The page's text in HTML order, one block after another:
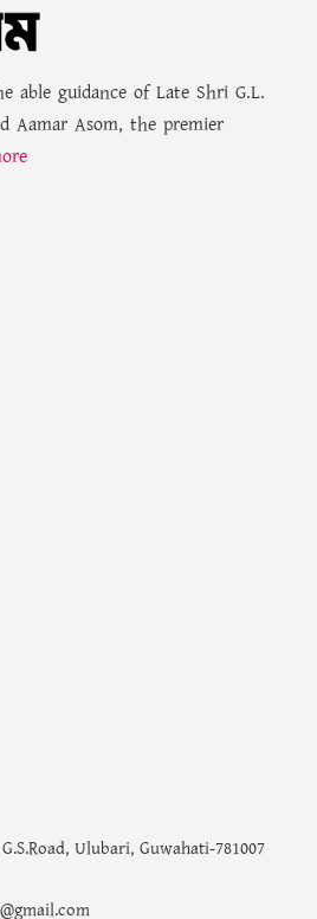
able guidance of Late Shri G.L.
Aamar Asom, the premier
Ulubari, Guwahati-781007